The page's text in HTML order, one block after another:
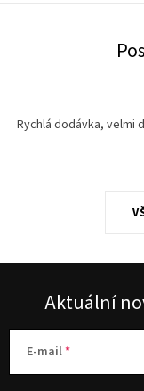
Rychlá dodávka, velmi
Aktuální
E-mail